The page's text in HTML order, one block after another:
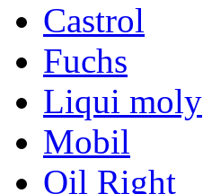
Castrol
Fuchs
Liqui moly
Mobil
Oil Right